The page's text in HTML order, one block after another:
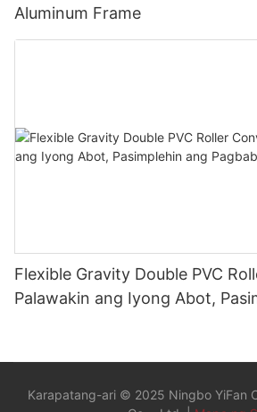
Aluminum Frame
Flexible Gravity Double PVC
Palawakin ang Iyong Abot,
Karapatang-ari © 2025 Ningbo YiFan